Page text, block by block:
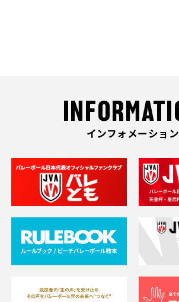
インフォメーション